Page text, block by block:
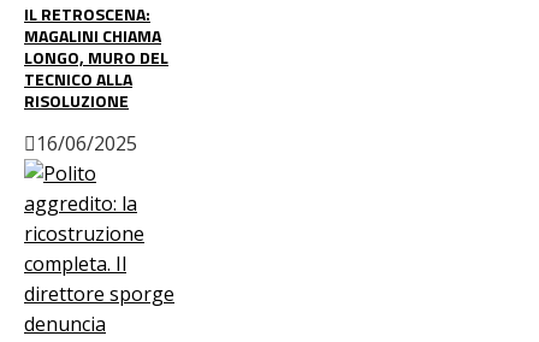
IL RETROSCENA:
MAGALINI CHIAMA
LONGO, MURO DEL
TECNICO ALLA
RISOLUZIONE
16/06/2025